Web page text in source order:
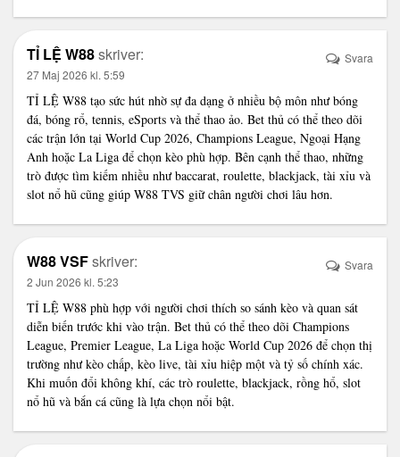
TỈ LỆ W88skriver:
27 Maj 2026 kl. 5:59
TỈ LỆ W88 tạo sức hút nhờ sự đa dạng ở nhiều bộ môn như bóng
đá, bóng rổ, tennis, eSports và thể thao ảo. Bet thủ có thể theo dõi
các trận lớn tại World Cup 2026, Champions League, Ngoại Hạng
Anh hoặc La Liga để chọn kèo phù hợp. Bên cạnh thể thao, những
trò được tìm kiếm nhiều như baccarat, roulette, blackjack, tài xỉu và
slot nổ hũ cũng giúp W88 TVS giữ chân người chơi lâu hơn.
Svara
W88 VSFskriver:
2 Jun 2026 kl. 5:23
TỈ LỆ W88 phù hợp với người chơi thích so sánh kèo và quan sát
diễn biến trước khi vào trận. Bet thủ có thể theo dõi Champions
League, Premier League, La Liga hoặc World Cup 2026 để chọn thị
trường như kèo chấp, kèo live, tài xỉu hiệp một và tỷ số chính xác.
Khi muốn đổi không khí, các trò roulette, blackjack, rồng hổ, slot
nổ hũ và bắn cá cũng là lựa chọn nổi bật.
Svara